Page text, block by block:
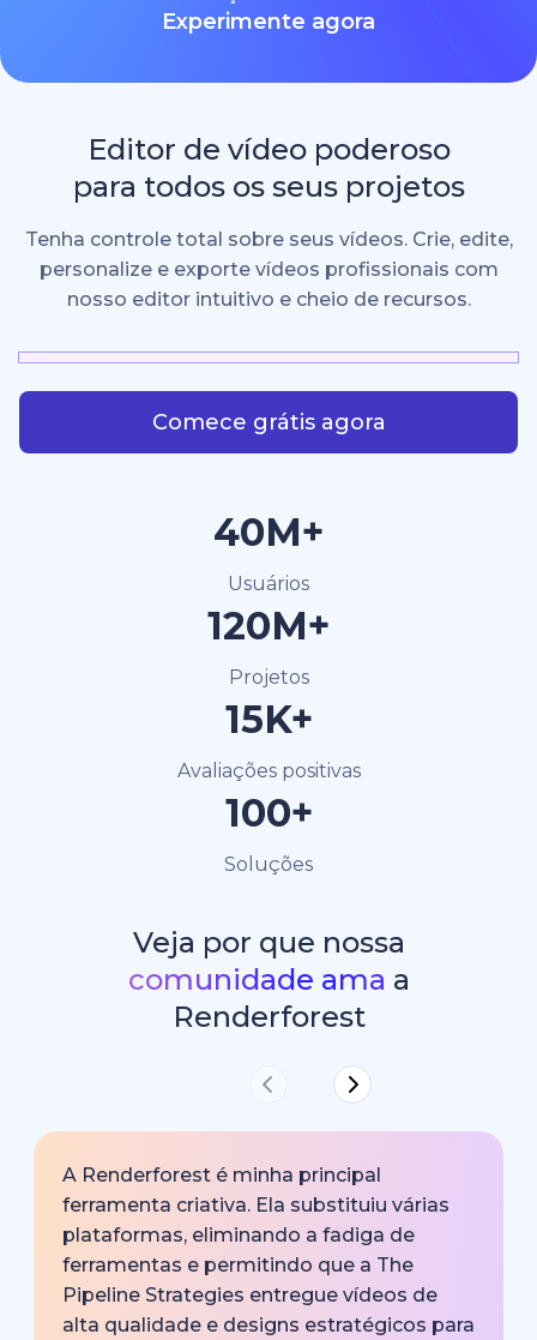
Experimente agora
Editor de vídeo poderoso
para todos os seus projetos
Tenha controle total sobre seus vídeos. Crie, edite,
personalize e exporte vídeos profissionais com
nosso editor intuitivo e cheio de recursos.
Comece grátis agora
40M+
Usuários
120M+
Projetos
15K+
Avaliações positivas
100+
Soluções
Veja por que nossa
comunidade ama a
Renderforest
A Renderforest é minha principal
ferramenta criativa. Ela substituiu várias
plataformas, eliminando a fadiga de
ferramentas e permitindo que a The
Pipeline Strategies entregue vídeos de
alta qualidade e designs estratégicos para